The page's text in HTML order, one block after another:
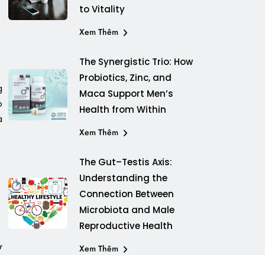
to Vitality
Xem Thêm
The Synergistic Trio: How
Probiotics, Zinc, and
Maca Support Men’s
Health from Within
Xem Thêm
The Gut–Testis Axis:
Understanding the
Connection Between
Microbiota and Male
Reproductive Health
Xem Thêm